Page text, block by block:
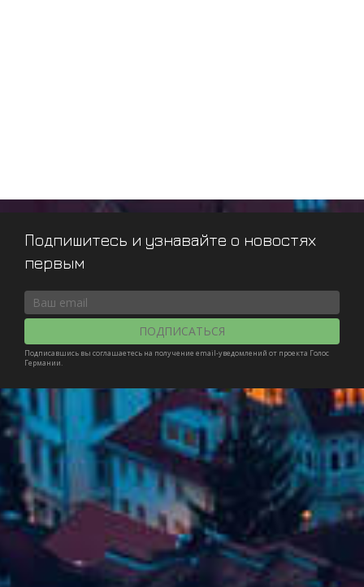
Подпишитесь и узнавайте о новостях
первым
ПОДПИСАТЬСЯ
Подписавшись вы соглашаетесь на получение email-уведомлений от проекта Голос
Германии.